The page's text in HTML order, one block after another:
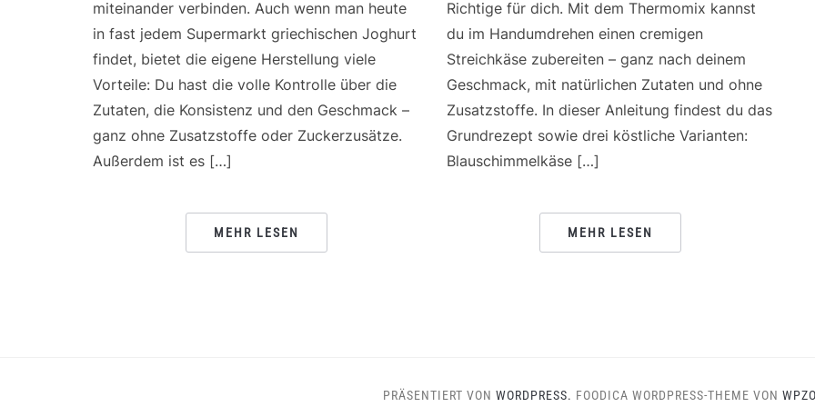
miteinander verbinden. Auch wenn man heute
in fast jedem Supermarkt griechischen Joghurt
findet, bietet die eigene Herstellung viele
Vorteile: Du hast die volle Kontrolle über die
Zutaten, die Konsistenz und den Geschmack –
ganz ohne Zusatzstoffe oder Zuckerzusätze.
Außerdem ist es […]
MEHR LESEN
Richtige für dich. Mit dem Thermomix kannst
du im Handumdrehen einen cremigen
Streichkäse zubereiten – ganz nach deinem
Geschmack, mit natürlichen Zutaten und ohne
Zusatzstoffe. In dieser Anleitung findest du das
Grundrezept sowie drei köstliche Varianten:
Blauschimmelkäse […]
MEHR LESEN
PRÄSENTIERT VON WORDPRESS. FOODICA WORDPRESS-THEME VON